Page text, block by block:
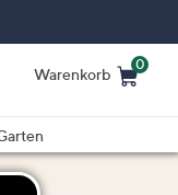
Warenkorb
0